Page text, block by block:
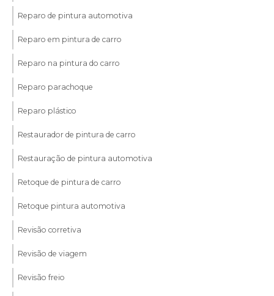
Reparo de pintura automotiva
Reparo em pintura de carro
Reparo na pintura do carro
Reparo parachoque
Reparo plástico
Restaurador de pintura de carro
Restauração de pintura automotiva
Retoque de pintura de carro
Retoque pintura automotiva
Revisão corretiva
Revisão de viagem
Revisão freio